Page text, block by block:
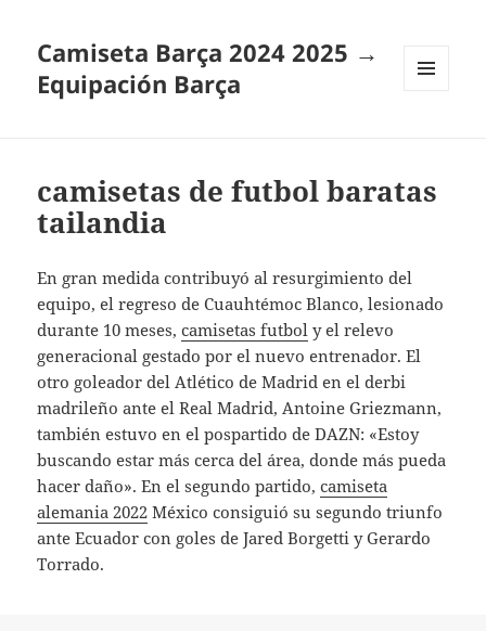
Camiseta Barça 2024 2025 →
Equipación Barça
camisetas de futbol baratas
tailandia
En gran medida contribuyó al resurgimiento del
equipo, el regreso de Cuauhtémoc Blanco, lesionado
durante 10 meses,camisetas futbol y el relevo
generacional gestado por el nuevo entrenador. El
otro goleador del Atlético de Madrid en el derbi
madrileño ante el Real Madrid, Antoine Griezmann,
también estuvo en el pospartido de DAZN: «Estoy
buscando estar más cerca del área, donde más pueda
hacer daño». En el segundo partido,camiseta
alemania 2022 México consiguió su segundo triunfo
ante Ecuador con goles de Jared Borgetti y Gerardo
Torrado.